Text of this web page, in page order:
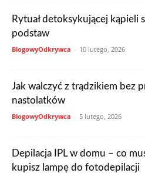
Rytuał detoksykującej kąpieli
podstaw
BlogowyOdkrywca - 10 lutego, 2026
Jak walczyć z trądzikiem bez
nastolatków
BlogowyOdkrywca - 5 lutego, 2026
Depilacja IPL w domu – co
kupisz lampę do fotodepilacji